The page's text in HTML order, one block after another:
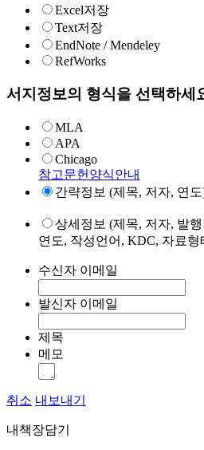
Excel저장
Text저장
EndNote / Mendeley
RefWorks
서지정보의 형식을 선택하세
MLA
APA
Chicago
참고문헌양식안내
간략정보 (제목, 저자, 연
상세정보 (제목, 저자, 발
연도, 작성언어, KDC, 자료
수신자 이메일
발신자 이메일
제목
메모
취소 내보내기
내책장담기